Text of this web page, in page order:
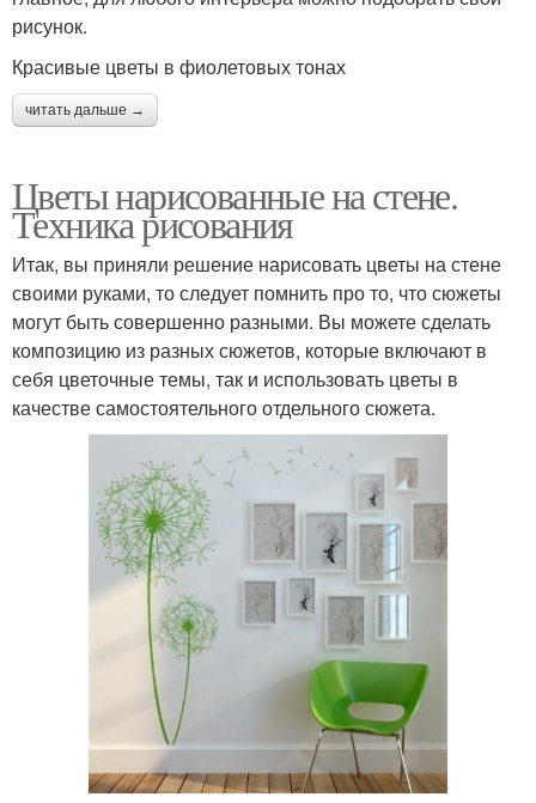
рисунок.
Красивые цветы в фиолетовых тонах
читать дальше →
Цветы нарисованные на стене.
Техника рисования
Итак, вы приняли решение нарисовать цветы на стене
своими руками, то следует помнить про то, что сюжеты
могут быть совершенно разными. Вы можете сделать
композицию из разных сюжетов, которые включают в
себя цветочные темы, так и использовать цветы в
качестве самостоятельного отдельного сюжета.